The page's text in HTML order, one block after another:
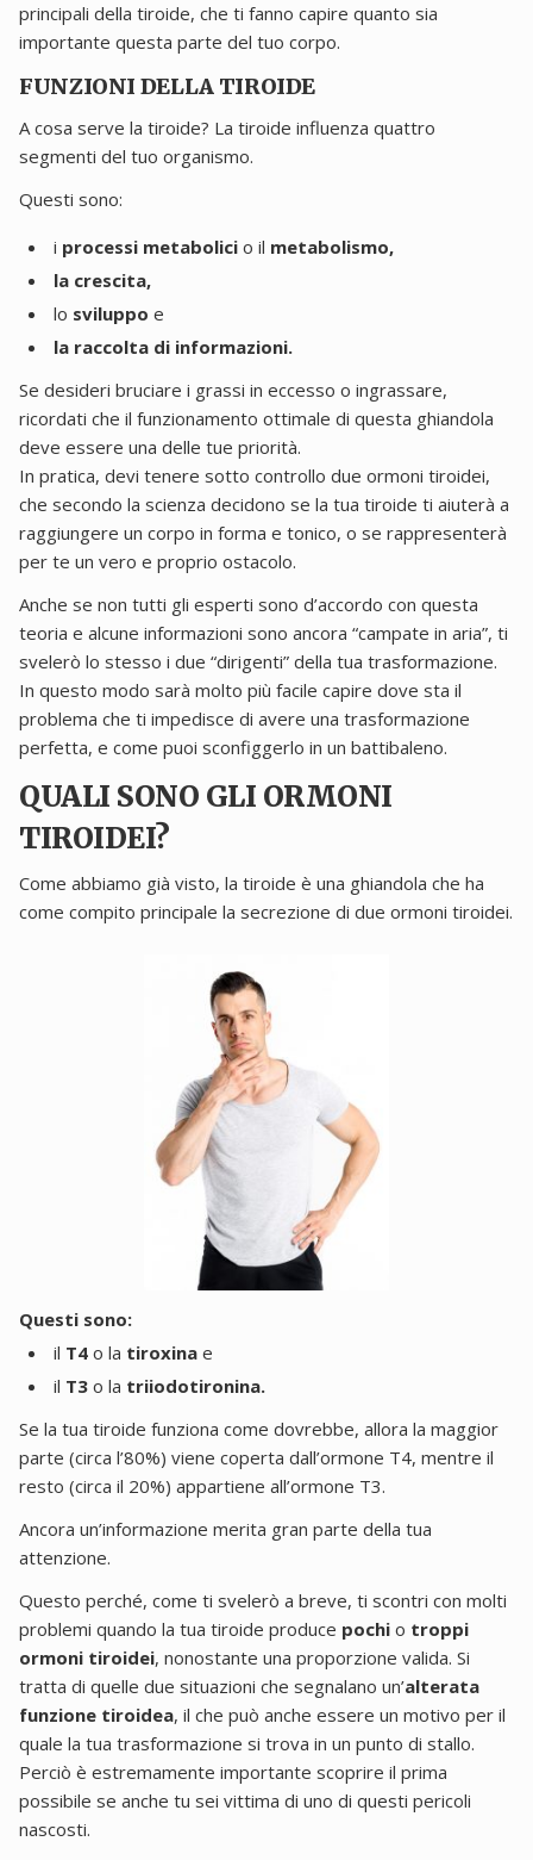
principali della tiroide, che ti fanno capire quanto sia
importante questa parte del tuo corpo.
FUNZIONI DELLA TIROIDE
A cosa serve la tiroide? La tiroide influenza quattro
segmenti del tuo organismo.
Questi sono:
i processi metabolici o il metabolismo,
la crescita,
lo sviluppo e
la raccolta di informazioni.
Se desideri bruciare i grassi in eccesso o ingrassare,
ricordati che il funzionamento ottimale di questa ghiandola
deve essere una delle tue priorità.
In pratica, devi tenere sotto controllo due ormoni tiroidei,
che secondo la scienza decidono se la tua tiroide ti aiuterà a
raggiungere un corpo in forma e tonico, o se rappresenterà
per te un vero e proprio ostacolo.
Anche se non tutti gli esperti sono d’accordo con questa
teoria e alcune informazioni sono ancora “campate in aria”, ti
svelerò lo stesso i due “dirigenti” della tua trasformazione.
In questo modo sarà molto più facile capire dove sta il
problema che ti impedisce di avere una trasformazione
perfetta, e come puoi sconfiggerlo in un battibaleno.
QUALI SONO GLI ORMONI
TIROIDEI?
Come abbiamo già visto, la tiroide è una ghiandola che ha
come compito principale la secrezione di due ormoni tiroidei.
Questi sono:
il T4 o la tiroxina e
il T3 o la triiodotironina.
Se la tua tiroide funziona come dovrebbe, allora la maggior
parte (circa l’80%) viene coperta dall’ormone T4, mentre il
resto (circa il 20%) appartiene all’ormone T3.
Ancora un’informazione merita gran parte della tua
attenzione.
Questo perché, come ti svelerò a breve, ti scontri con molti
problemi quando la tua tiroide produce pochi o troppi
ormoni tiroidei, nonostante una proporzione valida. Si
tratta di quelle due situazioni che segnalano un’alterata
funzione tiroidea, il che può anche essere un motivo per il
quale la tua trasformazione si trova in un punto di stallo.
Perciò è estremamente importante scoprire il prima
possibile se anche tu sei vittima di uno di questi pericoli
nascosti.